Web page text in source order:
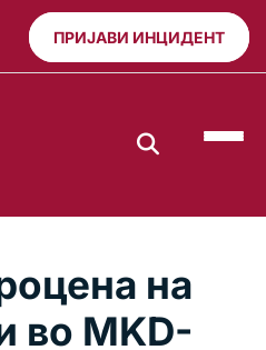
ПРИЈАВИ ИНЦИДЕНТ
на
во MKD-